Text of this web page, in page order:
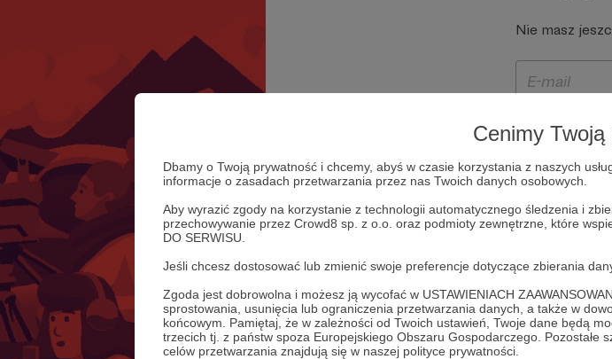
Cenimy
Dbamy o Twoją prywatność i chcemy, abyś w czasie korzystania z naszych
informacje o zasadach przetwarzania przez nas Twoich danych osobowych.
Aby wyrazić zgody na korzystanie z technologii automatycznego śledzenia i
przechowywanie przez Crowd8 sp. z o.o. oraz podmioty zewnętrzne, które
DO SERWISU.
Jeśli chcesz dostosować lub zmienić swoje preferencje dotyczące zbierania
Zgoda jest dobrowolna i możesz ją wycofać w USTAWIENIACH
sprostowania, usunięcia lub ograniczenia przetwarzania danych, a także w
końcowym. Pamiętaj, że w zależności od Twoich ustawień, Twoje dane będą
trzecich tj. z państw spoza Europejskiego Obszaru Gospodarczego. Pozostałe
celów przetwarzania znajdują się w naszej polityce prywatności.
Nie masz
Zapamiętaj